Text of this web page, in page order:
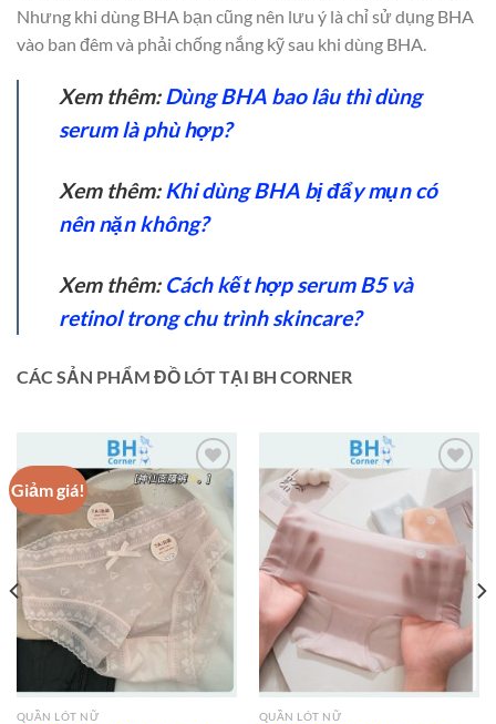
Nhưng khi dùng BHA bạn cũng nên lưu ý là chỉ sử dụng BHA
vào ban đêm và phải chống nắng kỹ sau khi dùng BHA.
Xem thêm:Dùng BHA bao lâu thì dùng
serum là phù hợp?
Xem thêm:Khi dùng BHA bị đẩy mụn có
nên nặn không?
Xem thêm: Cách kết hợp serum B5 và
retinol trong chu trình skincare?
CÁC SẢN PHẨM ĐỒ LÓT TẠI BH CORNER
Giảm giá!
Add to
wishlist
QUẦN LÓT NỮ
Add to
wishlist
QUẦN LÓT NỮ